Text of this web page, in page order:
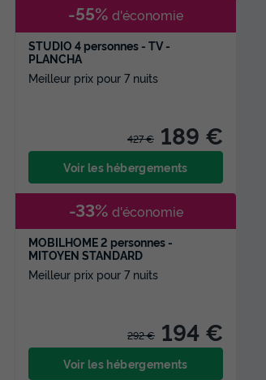
STUDIO 4 personnes - TV -
PLANCHA
Meilleur prix pour 7 nuits
427 € 189 €
-55% d'économie
Voir les hébergements
MOBILHOME 2 personnes -
MITOYEN STANDARD
Meilleur prix pour 7 nuits
292 € 194 €
-33% d'économie
Voir les hébergements